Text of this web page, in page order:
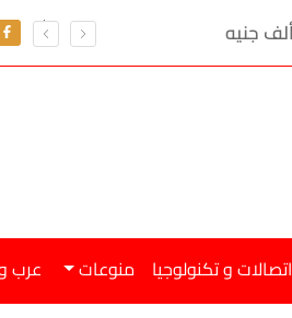
تعرف على سعر
اتصالات و تكنولوجيا منوعات عرب